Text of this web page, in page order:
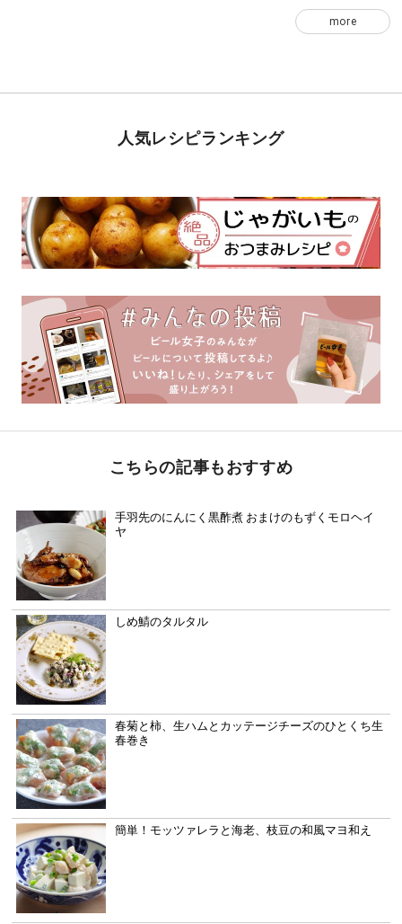
more
人気レシピランキング
こちらの記事もおすすめ
手羽先のにんにく黒酢煮 おまけのもずくモロヘイ
ヤ
しめ鯖のタルタル
春菊と柿、生ハムとカッテージチーズのひとくち生
春巻き
簡単！モッツァレラと海老、枝豆の和風マヨ和え